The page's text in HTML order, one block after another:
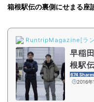
箱根駅伝の裏側にせまる座
RuntripMagazine[ラ
早稲
根駅
【箱
674 Shares
2016